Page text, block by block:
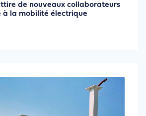
de nouveaux collaborateurs
à la mobilité électrique